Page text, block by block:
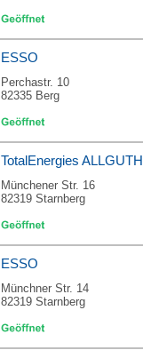
ESSO
Perchastr. 10
82335 Berg
TotalEnergies ALLGUTH
Münchener Str. 16
82319 Starnberg
ESSO
Münchner Str. 14
82319 Starnberg